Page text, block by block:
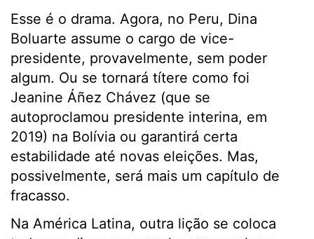
Esse é o drama. Agora, no Peru, Dina
Boluarte assume o cargo de vice-
presidente, provavelmente, sem poder
algum. Ou se tornará títere como foi
Jeanine Áñez Chávez (que se
autoproclamou presidente interina, em
2019) na Bolívia ou garantirá certa
estabilidade até novas eleições. Mas,
possivelmente, será mais um capítulo de
fracasso.
Na América Latina, outra lição se coloca